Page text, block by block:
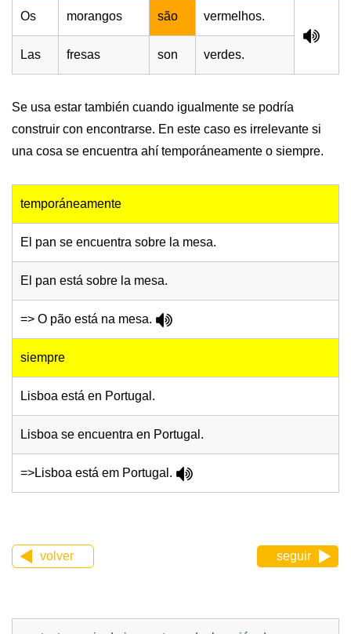
Os morangos são vermelhos.
Las fresas son verdes.
Se usa estar también cuando igualmente se podría
construir con encontrarse. En este caso es irrelevante si
una cosa se encuentra ahí temporáneamente o siempre.
temporáneamente
El pan se encuentra sobre la mesa.
El pan está sobre la mesa.
=> O pão está na mesa.
siempre
Lisboa está en Portugal.
Lisboa se encuentra en Portugal.
=>Lisboa está em Portugal.
volver seguir